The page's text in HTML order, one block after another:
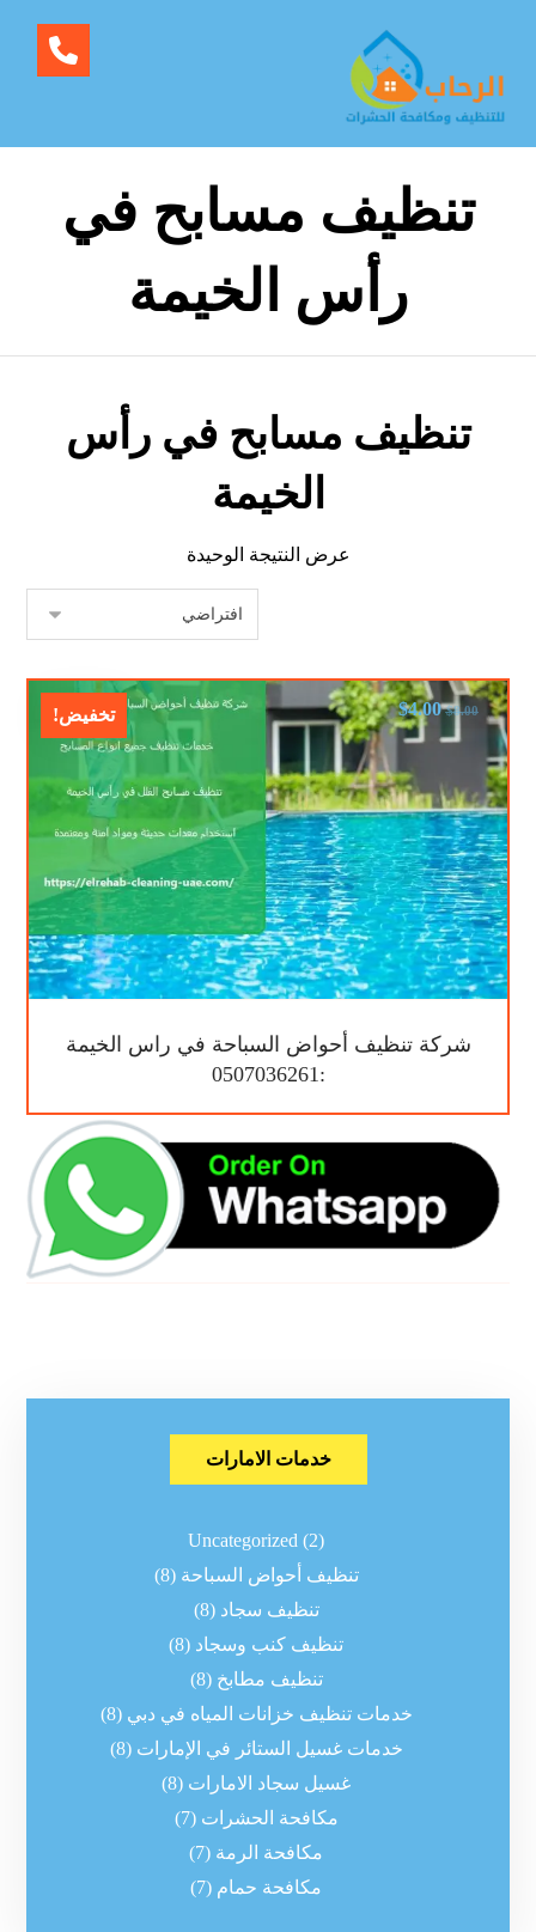
تنظيف مسابح في
رأس الخيمة
تنظيف مسابح في رأس
الخيمة
عرض النتيجة الوحيدة
تخفيض!
شركة تنظيف أحواض السباحة في راس الخيمة
:0507036261
$8.00
$4.00
خدمات الامارات
Uncategorized (2)
تنظيف أحواض السباحة (8)
تنظيف سجاد (8)
تنظيف كنب وسجاد (8)
تنظيف مطابخ (8)
خدمات تنظيف خزانات المياه في دبي (8)
خدمات غسيل الستائر في الإمارات (8)
غسيل سجاد الامارات (8)
مكافحة الحشرات (7)
مكافحة الرمة (7)
مكافحة حمام (7)